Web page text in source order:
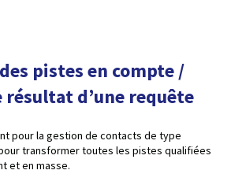
pistes en compte /
d’une requête
pour la gestion de contacts de type
transformer toutes les pistes qualifiées
et en masse.